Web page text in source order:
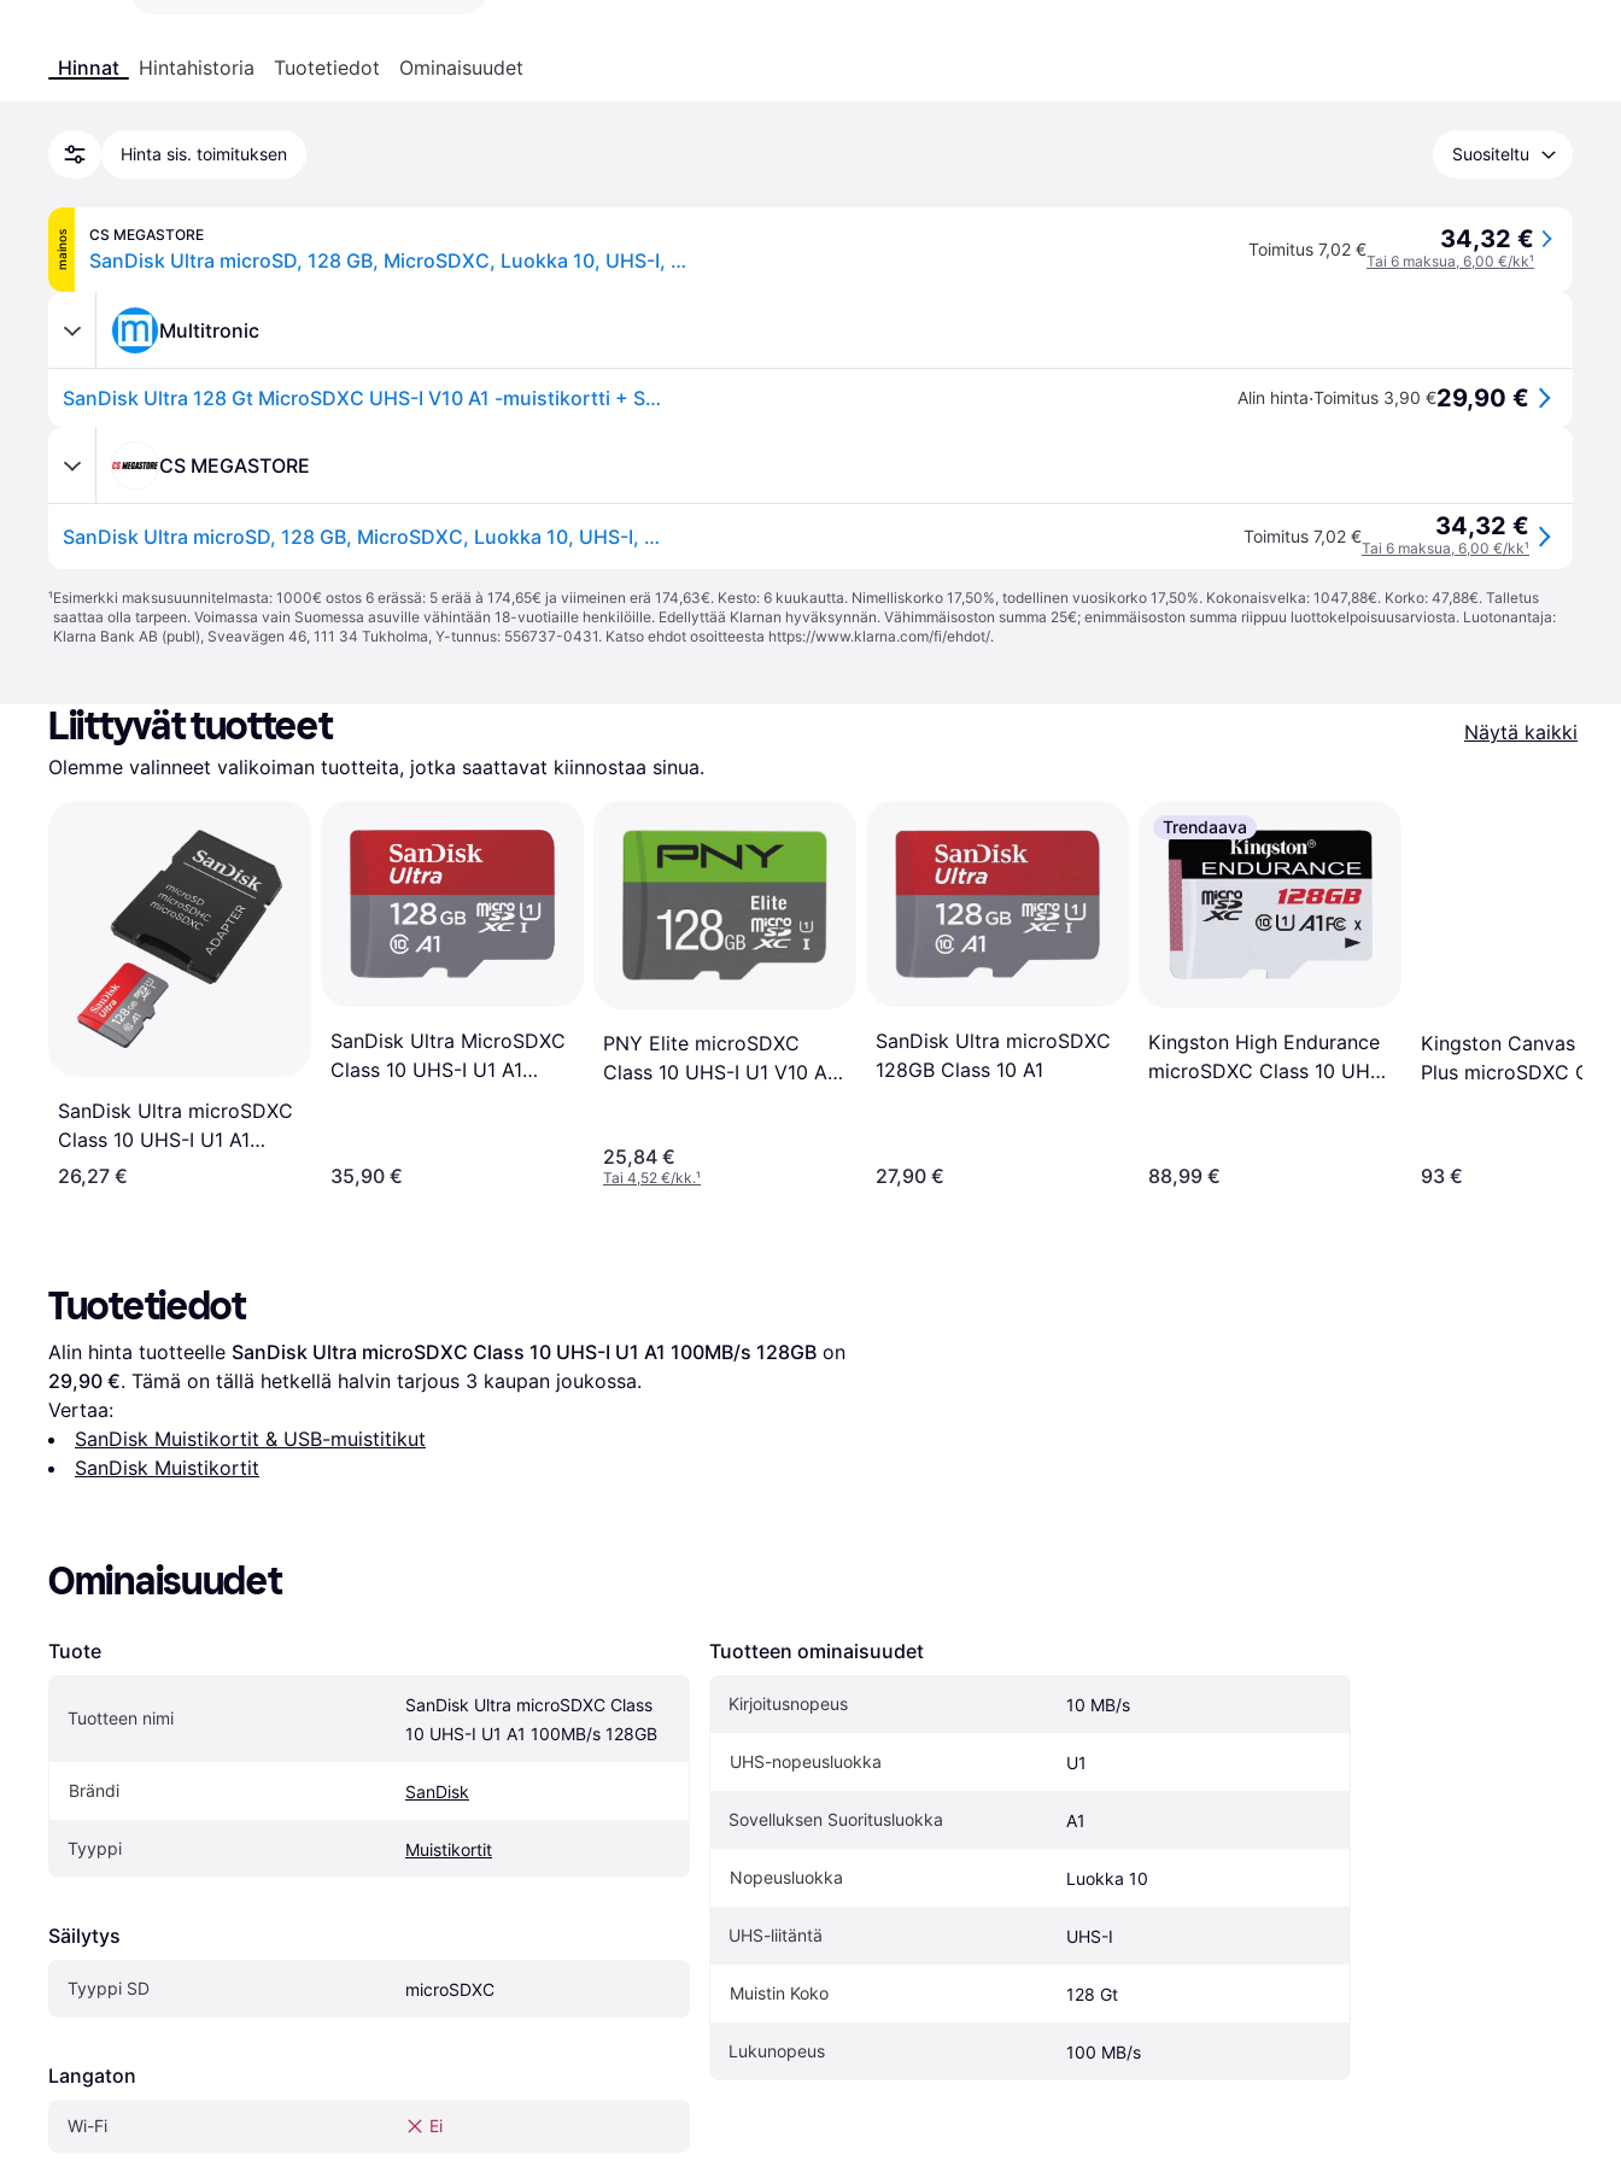
Hinnat Hintahistoria Tuotetiedot Ominaisuudet
Hinta sis. toimituksen Suositeltu
mainos CS MEGASTORE
SanDisk Ultra microSD, 128 GB, MicroSDXC, Luokka 10, UHS-I, 100 MB/s, Harmaa, Punainen Toimitus 7,02 € 34,32 €
Tai 6 maksua, 6,00 €/kk¹
Multitronic
SanDisk Ultra 128 Gt MicroSDXC UHS-I V10 A1 -muistikortti + SD-adapteri Alin hinta·Toimitus 3,90 €29,90 €
CS MEGASTORE
SanDisk Ultra microSD, 128 GB, MicroSDXC, Luokka 10, UHS-I, 100 MB/s, Harmaa, Punainen Toimitus 7,02 € 34,32 €
Tai 6 maksua, 6,00 €/kk¹
¹Esimerkki maksusuunnitelmasta: 1000€ ostos 6 erässä: 5 erää à 174,65€ ja viimeinen erä 174,63€. Kesto: 6 kuukautta. Nimelliskorko 17,50%, todellinen vuosikorko 17,50%. Kokonaisvelka: 1047,88€. Korko: 47,88€. Talletus
saattaa olla tarpeen. Voimassa vain Suomessa asuville vähintään 18-vuotiaille henkilöille. Edellyttää Klarnan hyväksynnän. Vähimmäisoston summa 25€; enimmäisoston summa riippuu luottokelpoisuusarviosta. Luotonantaja:
Klarna Bank AB (publ), Sveavägen 46, 111 34 Tukholma, Y-tunnus: 556737-0431. Katso ehdot osoitteesta https://www.klarna.com/fi/ehdot/.
Liittyvät tuotteet
Näytä kaikki
Olemme valinneet valikoiman tuotteita, jotka saattavat kiinnostaa sinua.
SanDisk Ultra microSDXC
Class 10 UHS-I U1 A1
140MB/s 128GB +Adapter
26,27 €
SanDisk Ultra MicroSDXC
Class 10 UHS-I U1 A1
35,90 €
PNY Elite microSDXC
Class 10 UHS-I U1 V10 A1
25,84 €
Tai 4,52 €/kk.¹
SanDisk Ultra microSDXC
128GB Class 10 A1
27,90 €
Trendaava
Kingston High Endurance
microSDXC Class 10 UHS-
88,99 €
Kingston Canvas
Plus microSDXC
93 €
Tuotetiedot
Alin hinta tuotteelle SanDisk Ultra microSDXC Class 10 UHS-I U1 A1 100MB/s 128GB
29,90 €. Tämä on tällä hetkellä halvin tarjous 3 kaupan joukossa.
Vertaa:
SanDisk Muistikortit & USB-muistitikut
SanDisk Muistikortit
Ominaisuudet
Tuote
Tuotteen nimi
SanDisk Ultra microSDXC Class
10 UHS-I U1 A1 100MB/s 128GB
Brändi SanDisk
Tyyppi Muistikortit
Säilytys
Tyyppi SD microSDXC
Langaton
Wi-Fi Ei
Tuotteen ominaisuudet
Kirjoitusnopeus 10 MB/s
UHS-nopeusluokka U1
Sovelluksen Suoritusluokka A1
Nopeusluokka Luokka 10
UHS-liitäntä UHS-I
Muistin Koko 128 Gt
Lukunopeus 100 MB/s